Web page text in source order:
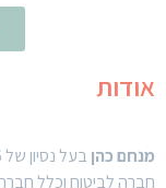
אודות
מנחם כהן
חברה לביטוח וכלל